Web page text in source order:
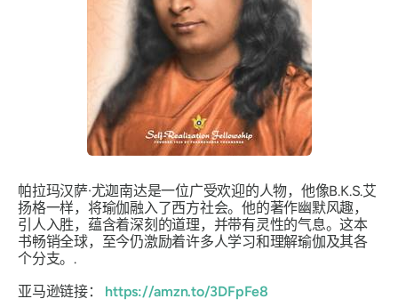
帕拉玛汉萨·尤迦南达是一位广受欢迎的人物，他像B.K.S.艾
扬格一样，将瑜伽融入了西方社会。他的著作幽默风趣，
引人入胜，蕴含着深刻的道理，并带有灵性的气息。这本
书畅销全球，至今仍激励着许多人学习和理解瑜伽及其各
个分支。.
亚马逊链接： https://amzn.to/3DFpFe8